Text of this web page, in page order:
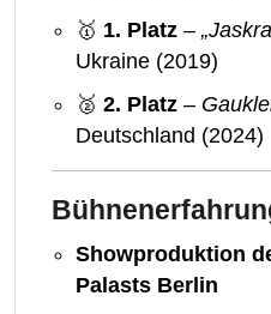
🥇 1. Platz –
Ukraine (2019)
🥈 2. Platz –
Deutschland (2024)
Showproduktion
Palasts Berlin